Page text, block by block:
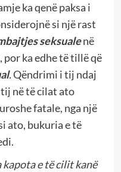
ka qenë paksa i
si një rast
seksualenë
ka edhe të tillë që
.Qëndrimi i tij ndaj
në të cilat ato
fatale, nga një
ato, bukuria e të
kapota e të cilit kanë